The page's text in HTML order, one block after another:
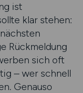
ist
klar stehen:
Rückmeldung
sich oft
– wer schnell
Genauso